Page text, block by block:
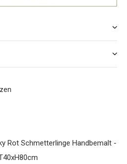
Rot Schmetterlinge Handbemalt -